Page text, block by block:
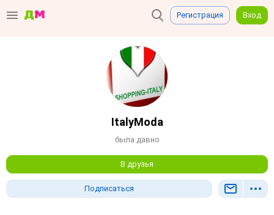
Регистрация Вход
ItalyModa
была давно
В друзья
Подписаться